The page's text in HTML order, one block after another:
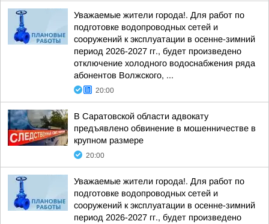
Уважаемые жители города!. Для работ по
подготовке водопроводных сетей и
сооружений к эксплуатации в осенне-зимний
период 2026-2027 гг., будет произведено
отключение холодного водоснабжения ряда
абонентов Волжского, ...
20:00
В Саратовской области адвокату
предъявлено обвинение в мошенничестве в
крупном размере
20:00
Уважаемые жители города!. Для работ по
подготовке водопроводных сетей и
сооружений к эксплуатации в осенне-зимний
период 2026-2027 гг., будет произведено